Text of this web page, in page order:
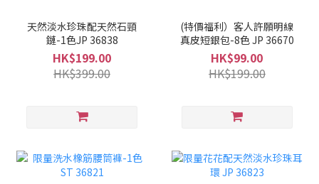
天然淡水珍珠配天然石頸
鏈-1色JP 36838
HK$199.00
HK$399.00
(特價福利）客人許願明線
真皮短銀包-8色 JP 36670
HK$99.00
HK$199.00